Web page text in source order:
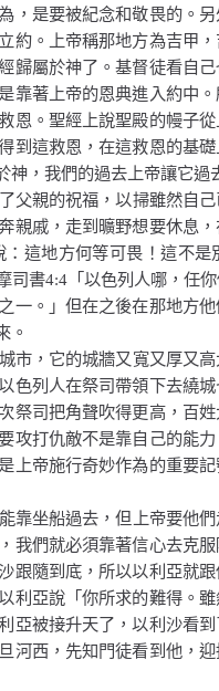
，是要被紀念和敬畏的。
。上帝稱那地方為吉甲
歸屬於神了。基督徒看自
靠著上帝的恩典進入約中
恩。聖經上說聖殿的幔子
到這救恩，在這救恩的基
，我們的過去上帝讓它過
父親的祝福，以掃雖然自
親戚，走到曠野想要休息
這地方何等可畏！這不
司書4:4 「以色列人哪，任
一。」 但在之後在那地方
。
市，它的城牆又寬又厚又
色列人在祭司帶領下去繞
祭司把角聲吹得更高，百
攻打仇敵不是靠自己的能
上帝施行奇妙作為的重要
靠坐船過去，但上帝要他
我們就必須靠著信心去克
跟隨到底，所以以利亞就
利亞說「你所求的難得。
亞被接升天了，以利沙看
河西，先知門徒看到他，